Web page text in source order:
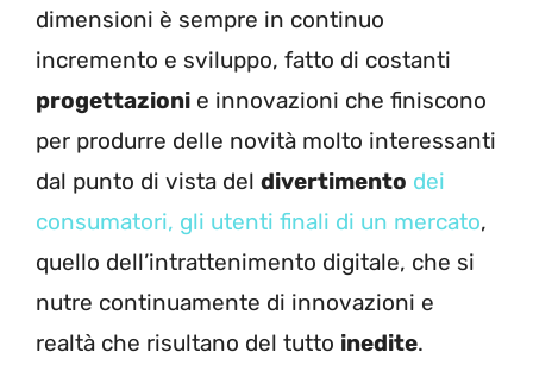
dimensioni è sempre in continuo
incremento e sviluppo, fatto di costanti
progettazioni e innovazioni che finiscono
per produrre delle novità molto interessanti
dal punto di vista del divertimento dei
consumatori, gli utenti finali di un mercato,
quello dell’intrattenimento digitale, che si
nutre continuamente di innovazioni e
realtà che risultano del tutto inedite.